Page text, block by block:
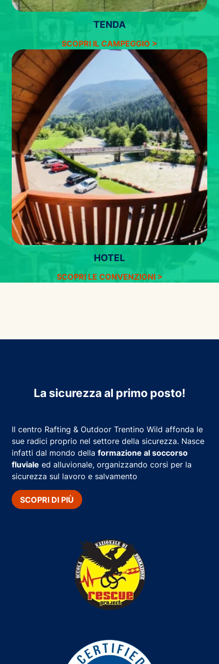
TENDA
SCOPRI IL CAMPEGGIO >
HOTEL
SCOPRI LE CONVENZIONI >
La sicurezza al primo posto!
Il centro Rafting & Outdoor Trentino Wild affonda le
sue radici proprio nel settore della sicurezza. Nasce
infatti dal mondo della formazione al soccorso
fluviale ed alluvionale, organizzando corsi per la
sicurezza sul lavoro e salvamento
SCOPRI DI PIÙ